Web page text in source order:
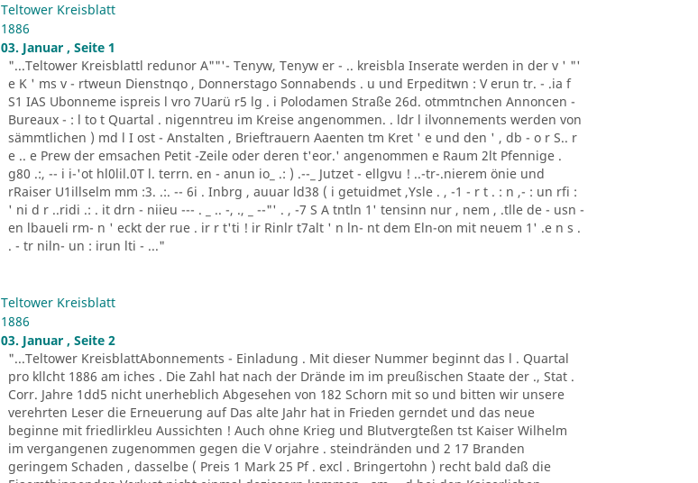
Teltower Kreisblatt
1886
03. Januar , Seite 1
"...Teltower Kreisblattl redunor A""'- Tenyw, Tenyw er - .. kreisbla Inserate werden in der v ' "'
e K ' ms v - rtweun Dienstnqo , Donnerstago Sonnabends . u und Erpeditwn : V erun tr. - .ia f
S1 IAS Ubonneme ispreis l vro 7Uarü r5 lg . i Polodamen Straße 26d. otmmtnchen Annoncen -
Bureaux - : l to t Quartal . nigenntreu im Kreise angenommen. . ldr l ilvonnements werden von
sämmtlichen ) md l I ost - Anstalten , Brieftrauern Aaenten tm Kret ' e und den ' , db - o r S.. r
e .. e Prew der emsachen Petit -Zeile oder deren t'eor.' angenommen e Raum 2lt Pfennige .
g80 .:, -- i i-'ot hl0lil.0T l. terrn. en - anun io_ .: ) .--_ Jutzet - ellgvu ! ..-tr-.nierem önie und
rRaiser U1illselm mm :3. .:. -- 6i . Inbrg , auuar ld38 ( i getuidmet ,Ysle . , -1 - r t . : n ,- : un rfi :
' ni d r ..ridi .: . it drn - niieu --- . _ .. -, ., _ --"' . , -7 S A tntln 1' tensinn nur , nem , .tlle de - usn -
en lbaueli rm- n ' eckt der rue . ir r t'ti ! ir Rinlr t7alt ' n ln- nt dem Eln-on mit neuem 1' .e n s .
. - tr niln- un : irun lti - ..."
Teltower Kreisblatt
1886
03. Januar , Seite 2
"...Teltower KreisblattAbonnements - Einladung . Mit dieser Nummer beginnt das l . Quartal
pro kllcht 1886 am iches . Die Zahl hat nach der Drände im im preußischen Staate der ., Stat .
Corr. Jahre 1dd5 nicht unerheblich Abgesehen von 182 Schorn mit so und bitten wir unsere
verehrten Leser die Erneuerung auf Das alte Jahr hat in Frieden gerndet und das neue
beginne mit friedlirkleu Aussichten ! Auch ohne Krieg und Blutvergteßen tst Kaiser Wilhelm
im vergangenen zugenommen gegen die V orjahre . steindränden und 2 17 Branden
geringem Schaden , dasselbe ( Preis 1 Mark 25 Pf . excl . Bringertohn ) recht bald daß die